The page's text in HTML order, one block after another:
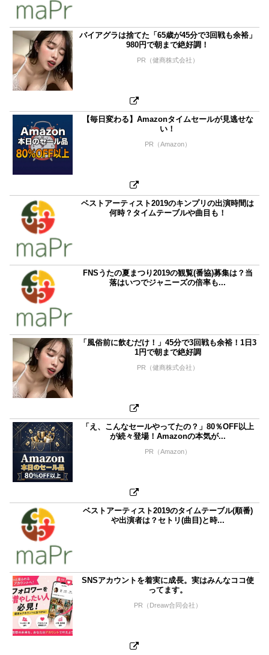
バイアグラは捨てた「65歳が45分で3回戦も余裕」
980円で朝まで絶好調！
PR（健商株式会社）
【毎日変わる】Amazonタイムセールが見逃せな
い！
PR（Amazon）
ベストアーティスト2019のキンプリの出演時間は
何時？タイムテーブルや曲目も！
FNSうたの夏まつり2019の観覧(番協)募集は？当
落はいつでジャニーズの倍率も...
「風俗前に飲むだけ！」45分で3回戦も余裕！1日3
1円で朝まで絶好調
PR（健商株式会社）
「え、こんなセールやってたの？」80％OFF以上
が続々登場！Amazonの本気が...
PR（Amazon）
ベストアーティスト2019のタイムテーブル(順番)
や出演者は？セトリ(曲目)と時...
SNSアカウントを着実に成長。実はみんなココ使
ってます。
PR（Dreaw合同会社）